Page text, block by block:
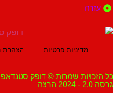
מדיניות פרטיות הצהרת נגישות
שמרות © דופק סטנדאפ ובידור 2014-2024.